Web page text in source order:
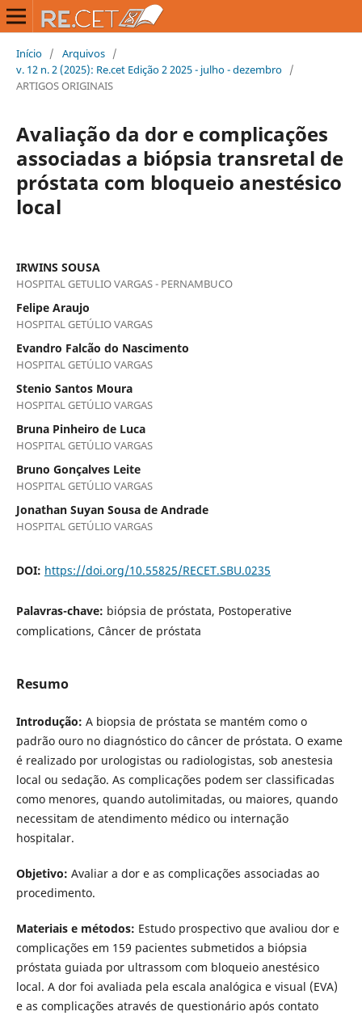
Início / Arquivos /
v. 12 n. 2 (2025): Re.cet Edição 2 2025 - julho - dezembro /
ARTIGOS ORIGINAIS
Avaliação da dor e complicações
associadas a biópsia transretal de
próstata com bloqueio anestésico
local
IRWINS SOUSA
HOSPITAL GETULIO VARGAS - PERNAMBUCO
Felipe Araujo
HOSPITAL GETÚLIO VARGAS
Evandro Falcão do Nascimento
HOSPITAL GETÚLIO VARGAS
Stenio Santos Moura
HOSPITAL GETÚLIO VARGAS
Bruna Pinheiro de Luca
HOSPITAL GETÚLIO VARGAS
Bruno Gonçalves Leite
HOSPITAL GETÚLIO VARGAS
Jonathan Suyan Sousa de Andrade
HOSPITAL GETÚLIO VARGAS
DOI: https://doi.org/10.55825/RECET.SBU.0235
Palavras-chave: biópsia de próstata, Postoperative
complications, Câncer de próstata
Resumo
Introdução: A biopsia de próstata se mantém como o
padrão ouro no diagnóstico do câncer de próstata. O exame
é realizado por urologistas ou radiologistas, sob anestesia
local ou sedação. As complicações podem ser classificadas
como menores, quando autolimitadas, ou maiores, quando
necessitam de atendimento médico ou internação
hospitalar.
Objetivo: Avaliar a dor e as complicações associadas ao
procedimento.
Materiais e métodos: Estudo prospectivo que avaliou dor e
complicações em 159 pacientes submetidos a biópsia
próstata guiada por ultrassom com bloqueio anestésico
local. A dor foi avaliada pela escala analógica e visual (EVA)
e as complicações através de questionário após contato